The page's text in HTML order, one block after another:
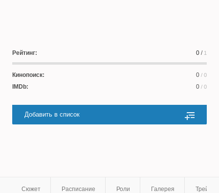
Рейтинг: 0 / 1
Кинопоиск: 0 / 0
IMDb: 0 / 0
Добавить в список
Сюжет Расписание Роли Галерея